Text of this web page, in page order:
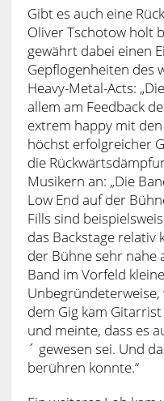
Gibt es auch eine
Oliver Tschotow holt
gewährt dabei einen
Gepflogenheiten des
Heavy-Metal-Acts:
allem am Feedback
extrem happy mit
höchst erfolgreicher
die
Musikern an: „Die
Low End auf der
Fills sind
das Backstage relativ
der Bühne sehr nahe
Band im Vorfeld
Unbegründeterweise,
dem Gig kam
und meinte, dass es
´ gewesen sei. Und
berühren konnte.“